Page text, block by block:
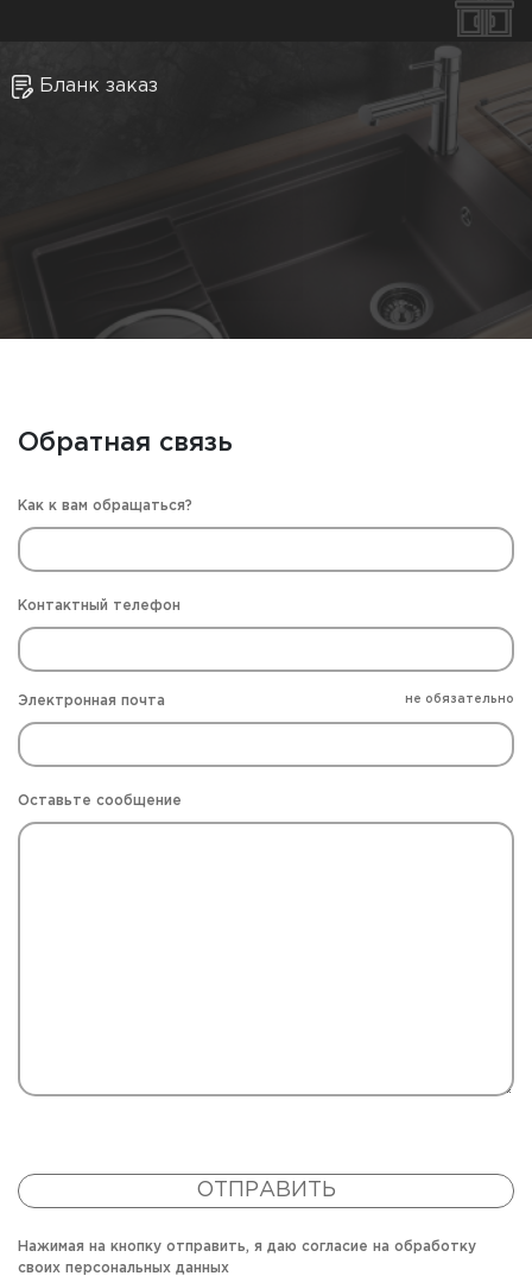
Бланк заказ
Обратная связь
Как к вам обращаться?
Контактный телефон
Электронная почта не обязательно
Оставьте сообщение
ОТПРАВИТЬ
Нажимая на кнопку отправить, я даю согласие на обработку
своих персональных данных